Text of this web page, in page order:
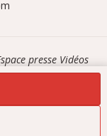
presse Vidéos